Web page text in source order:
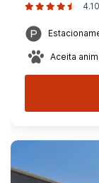
4.10
Aceita